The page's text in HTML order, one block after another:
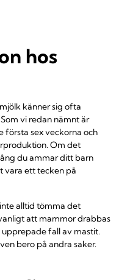
hos
känner sig ofta
Som vi redan nämnt är
första sex veckorna och
Om det
du ammar ditt barn
vara ett tecken på
alltid tömma det
att mammor drabbas
fall av mastit.
bero på andra saker.